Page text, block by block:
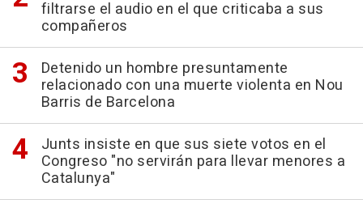
filtrarse el audio en el que criticaba a sus
compañeros
Detenido un hombre presuntamente
relacionado con una muerte violenta en Nou
Barris de Barcelona
Junts insiste en que sus siete votos en el
Congreso "no servirán para llevar menores a
Catalunya"